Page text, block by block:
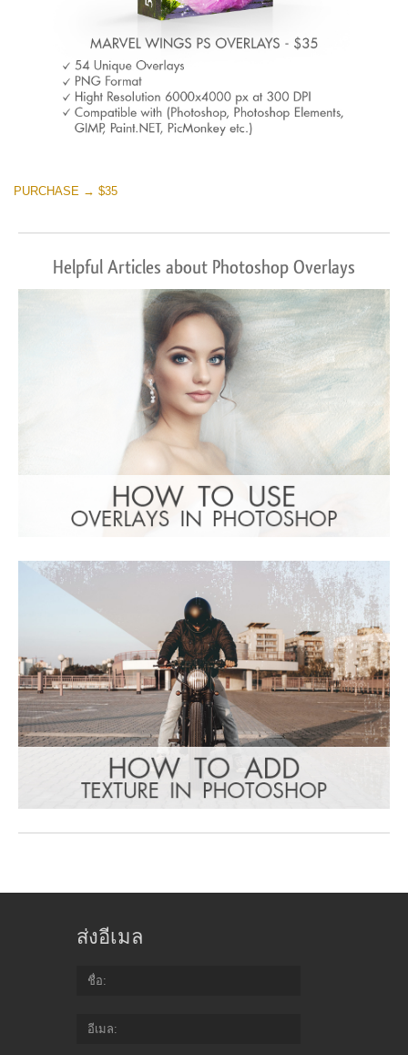
PURCHASE → $35
Helpful Articles about Photoshop Overlays
ส่งอีเมล
ชื่อ
อีเมล